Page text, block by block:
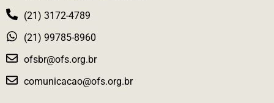
(21) 3172-4789
(21) 99785-8960
ofsbr@ofs.org.br
comunicacao@ofs.org.br